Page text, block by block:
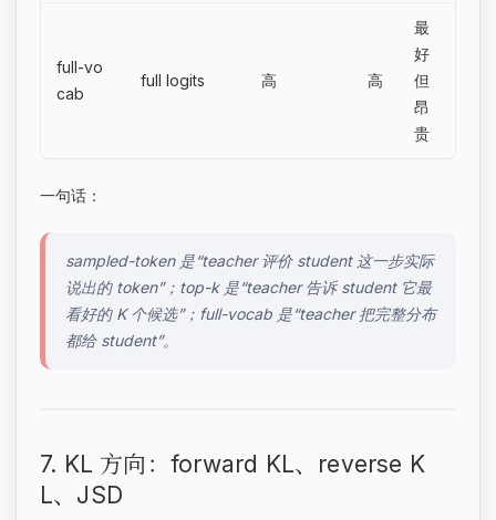
full-vo
cab
full logits 高 高
最
好
但
昂
贵
一句话：
sampled-token 是“teacher 评价 student 这一步实际
说出的 token”；top-k 是“teacher 告诉 student 它最
看好的 K 个候选”；full-vocab 是“teacher 把完整分布
都给 student”。
7. KL 方向：forward KL、reverse K
L、JSD